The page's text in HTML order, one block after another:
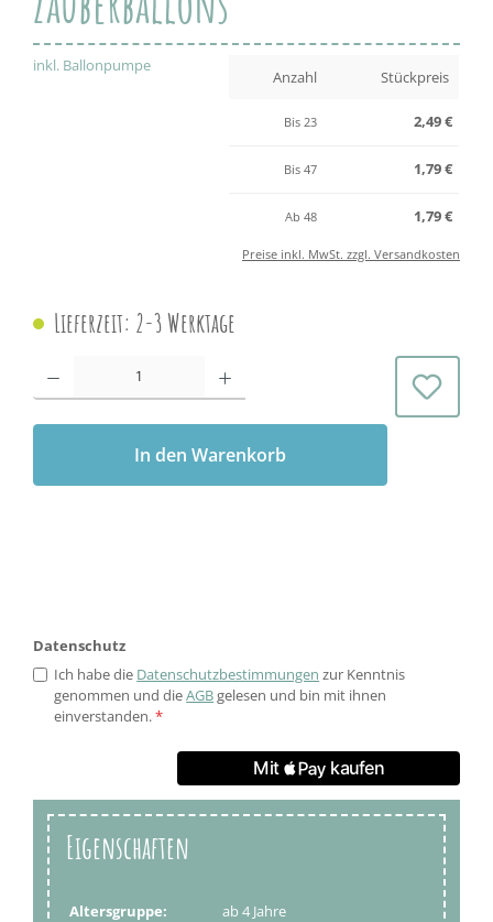
inkl. Ballonpumpe
Anzahl Stückpreis
Bis 23 2,49 €
Bis 47 1,79 €
Ab 48 1,79 €
Preise inkl. MwSt. zzgl. Versandkosten
Lieferzeit: 2-3 Werktage
Produkt Anzahl: Gib den gewünschten Wert ein oder benutze die
In den Warenkorb
Datenschutz
Ich habe die Datenschutzbestimmungen zur Kenntnis
genommen und dieAGBgelesen und bin mit ihnen
einverstanden.*
Eigenschaften
Altersgruppe:
ab 4 Jahre